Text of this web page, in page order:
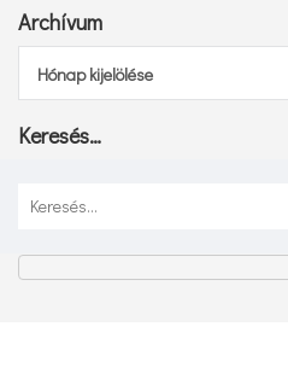
Archívum
Hónap kijelölése
Keresés…
Keresés: